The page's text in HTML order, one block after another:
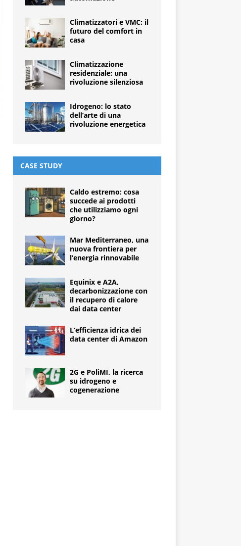
Climatizzatori e VMC: il
futuro del comfort in
casa
Climatizzazione
residenziale: una
rivoluzione silenziosa
Idrogeno: lo stato
dell’arte di una
rivoluzione energetica
CASE STUDY
Caldo estremo: cosa
succede ai prodotti
che utilizziamo ogni
giorno?
Mar Mediterraneo, una
nuova frontiera per
l’energia rinnovabile
Equinix e A2A,
decarbonizzazione con
il recupero di calore
dai data center
L’efficienza idrica dei
data center di Amazon
2G e PoliMI, la ricerca
su idrogeno e
cogenerazione